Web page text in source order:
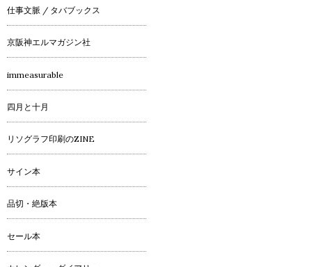
仕事文脈 / タバブックス
京阪神エルマガジン社
immeasurable
四月と十月
リソグラフ印刷のZINE
サイン本
品切・絶版本
セール本